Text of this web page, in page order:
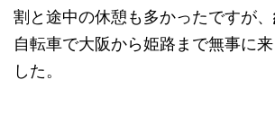
割と途中の休憩も多かったですが、
自転車で大阪から姫路まで無事に
した。